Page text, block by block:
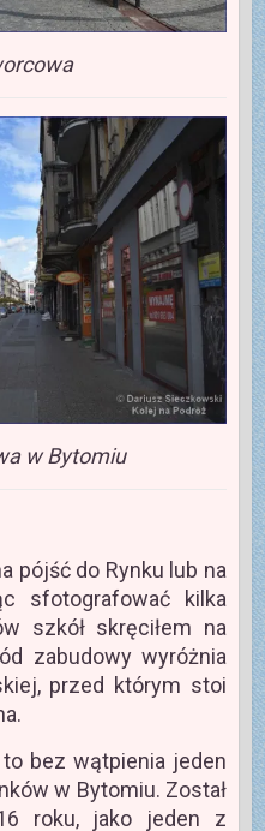
w Bytomiu
pójść do Rynku lub na
sfotografować kilka
szkół skręciłem na
zabudowy wyróżnia
przed którym stoi
bez wątpienia jeden
w Bytomiu. Został
roku, jako jeden z